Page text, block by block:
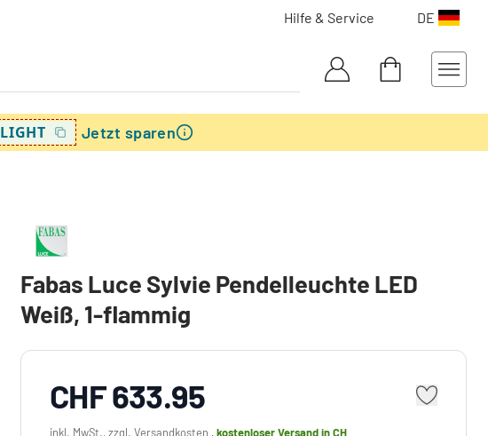
Hilfe & Service DE
LIGHT Jetzt sparen
Fabas Luce Sylvie Pendelleuchte LED
Weiß, 1-flammig
CHF 633.95
inkl. MwSt., zzgl.Versandkosten ,kostenloser Versandin CH